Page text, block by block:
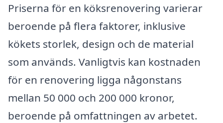
Priserna för en köksrenovering varierar
beroende på flera faktorer, inklusive
kökets storlek, design och de material
som används. Vanligtvis kan kostnaden
för en renovering ligga någonstans
mellan 50 000 och 200 000 kronor,
beroende på omfattningen av arbetet.